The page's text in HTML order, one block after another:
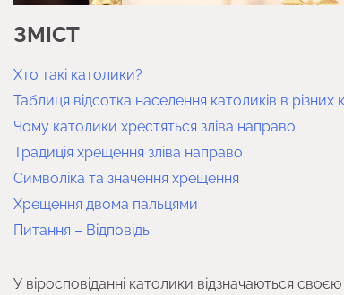
ЗМІСТ
Хто такі католики?
Таблиця відсотка населення католиків в різних
Чому католики хрестяться зліва направо
Традиція хрещення зліва направо
Символіка та значення хрещення
Хрещення двома пальцями
Питання – Відповідь
У віросповіданні католики відзначаються